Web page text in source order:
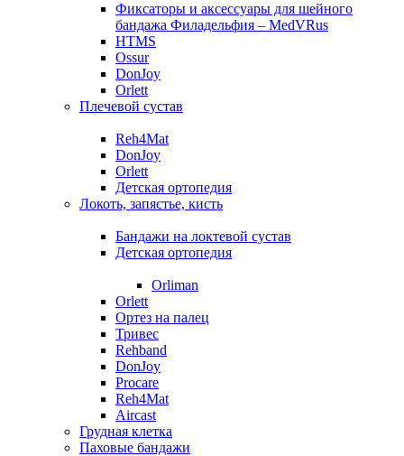
Фиксаторы и аксессуары для шейного
бандажа Филадельфия – MedVRus
HTMS
Ossur
DonJoy
Orlett
Плечевой сустав
Reh4Mat
DonJoy
Orlett
Детская ортопедия
Локоть, запястье, кисть
Бандажи на локтевой сустав
Детская ортопедия
Orliman
Orlett
Ортез на палец
Тривес
Rehband
DonJoy
Procare
Reh4Mat
Aircast
Грудная клетка
Паховые бандажи